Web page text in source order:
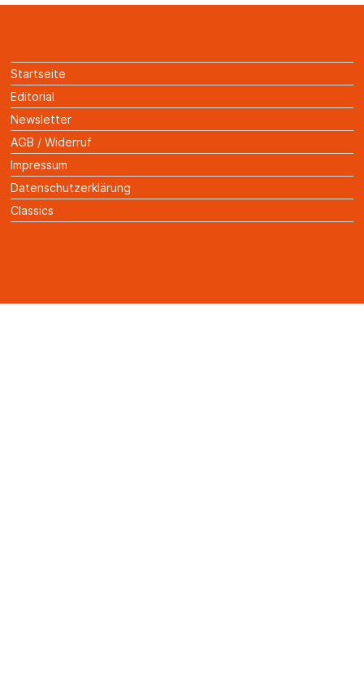
Startseite
Editorial
Newsletter
AGB / Widerruf
Impressum
Datenschutzerklärung
Classics